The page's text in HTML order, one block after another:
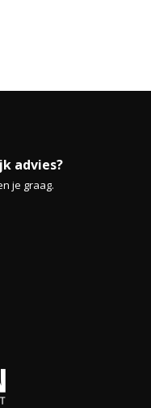
advies?
je graag.